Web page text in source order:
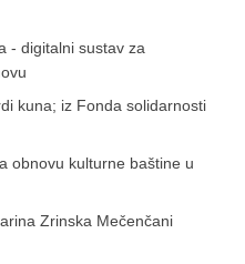
- digitalni sustav za
kuna; iz Fonda solidarnosti
obnovu kulturne baštine u
Zrinska Mečenčani